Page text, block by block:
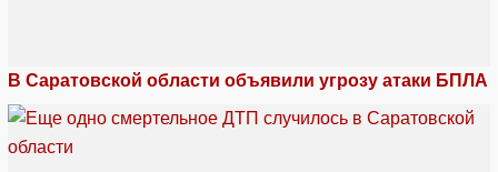
В Саратовской области объявили угрозу атаки БПЛА